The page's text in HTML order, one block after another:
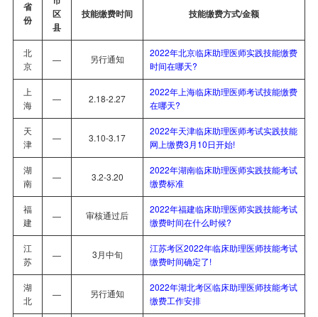
省
份
区
县
技能缴费时间 技能缴费方式/金额
北
京
— 另行通知
2022年北京临床助理医师实践技能缴费
时间在哪天?
上
海
— 2.18-2.27
2022年上海临床助理医师考试技能缴费
在哪天?
天
津
— 3.10-3.17
2022年天津临床助理医师考试实践技能
网上缴费3月10日开始!
湖
南
— 3.2-3.20
2022年湖南临床助理医师实践技能考试
缴费标准
福
建
— 审核通过后
2022年福建临床助理医师实践技能考试
缴费时间在什么时候?
江
苏
— 3月中旬
江苏考区2022年临床助理医师技能考试
缴费时间确定了!
湖
北
— 另行通知
2022年湖北考区临床助理医师技能考试
缴费工作安排